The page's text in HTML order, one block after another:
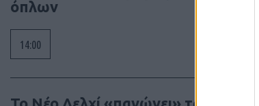
όπλων
14:00